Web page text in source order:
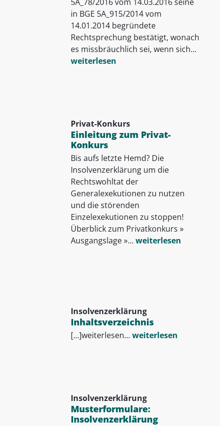
in BGE 5A_915/2014 vom
14.01.2014 begründete
Rechtsprechung bestätigt, wonach
es missbräuchlich sei, wenn sich...
weiterlesen
Privat-Konkurs
Einleitung zum Privat-
Konkurs
Bis aufs letzte Hemd? Die
Insolvenzerklärung um die
Rechtswohltat der
Generalexekutionen zu nutzen
und die störenden
Einzelexekutionen zu stoppen!
Überblick zum Privatkonkurs »
Ausgangslage »... weiterlesen
Insolvenzerklärung
Inhaltsverzeichnis
[...]weiterlesen... weiterlesen
Insolvenzerklärung
Musterformulare:
Insolvenzerklärung